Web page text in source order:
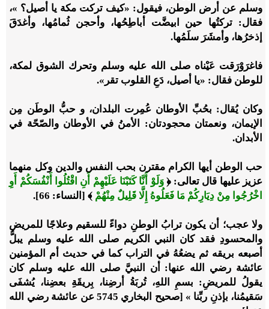
وسلم عن أرض الوطن، فيقول: «كيف تركت مكة يا أصيل؟ »،
فقال: تركتُها حين ابيضَّت أباطِحُها، وأحجن ثُمامُها، وأغدَقَ
إذخرُها، وأمشَرَ سلَمُها.
فاغرَوْرَقت عَيْناه صلى الله عليه وسلم وتحرك الشوق لمكة،
للوطن فقال: «يا أصيل، دَعِ القلوب تقر».
وكان يُقال: بحُبِّ الأوطان عُمِرت البلدان، و حبُّ الوطَن مِن
الإيمان، ونعمتان محجودتان: الأمنُ في الأوطان والصّحّة في
الأبدان.
حب الوطن أيها الكرام مقترن بحب النفس والدين وكل منهما
عزيز عليها قال تعالى: ﴿وَلَوْ أَنَّا كَتَبْنَا عَلَيْهِمْ أَنِ اقْتُلُوا أَنْفُسَكُمْ أَوِ
اخْرُجُوا مِنْ دِيَارِكُمْ مَا فَعَلُوهُ إِلَّا قَلِيلٌ مِنْهُمْ ﴾ [النساء: 66].
ولا عجب؛ أن يكون ترابُ الوطنِ دواءً للسقيم وعلاجًا للمريضِ
والمحسودِ فقد كان النبي الكريم صلى الله عليه وسلم يبلُّ
أصبعه بريقه ثم يضعُهُ في التراب كما في حديث أم المؤمنين
عائشة رضي الله عنها: أن النبيَّ صلى الله عليه وسلم كان
يقولُ للمريضِ: بسمِ اللهِ، تُربَةُ أرضِنا، بِريقَةِ بعضِنا، يُشفَى
سَقيمُنا، بإذنِ ربِّنا » [صحيح البخاري 5745 عن عائشة رضي الله